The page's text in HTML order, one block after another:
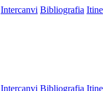
Intercanvi Bibliografia
Intercanvi Bibliografia